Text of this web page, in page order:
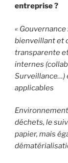
entreprise ?
«
bienveillant et
transparente
internes
Surveillance…)
applicables
déchets, le
papier, mais